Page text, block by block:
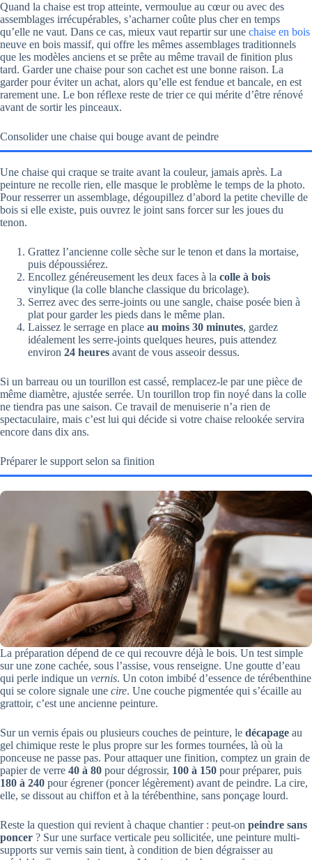
Quand la chaise est trop atteinte, vermoulue au cœur ou avec des
assemblages irrécupérables, s’acharner coûte plus cher en temps
qu’elle ne vaut. Dans ce cas, mieux vaut repartir sur une chaise en bois
neuve en bois massif, qui offre les mêmes assemblages traditionnels
que les modèles anciens et se prête au même travail de finition plus
tard. Garder une chaise pour son cachet est une bonne raison. La
garder pour éviter un achat, alors qu’elle est fendue et bancale, en est
rarement une. Le bon réflexe reste de trier ce qui mérite d’être rénové
avant de sortir les pinceaux.
Consolider une chaise qui bouge avant de peindre
Une chaise qui craque se traite avant la couleur, jamais après. La
peinture ne recolle rien, elle masque le problème le temps de la photo.
Pour resserrer un assemblage, dégoupillez d’abord la petite cheville de
bois si elle existe, puis ouvrez le joint sans forcer sur les joues du
tenon.
Grattez l’ancienne colle sèche sur le tenon et dans la mortaise,
puis dépoussiérez.
Encollez généreusement les deux faces à la colle à bois
vinylique (la colle blanche classique du bricolage).
Serrez avec des serre-joints ou une sangle, chaise posée bien à
plat pour garder les pieds dans le même plan.
Laissez le serrage en place au moins 30 minutes, gardez
idéalement les serre-joints quelques heures, puis attendez
environ 24 heures avant de vous asseoir dessus.
Si un barreau ou un tourillon est cassé, remplacez-le par une pièce de
même diamètre, ajustée serrée. Un tourillon trop fin noyé dans la colle
ne tiendra pas une saison. Ce travail de menuiserie n’a rien de
spectaculaire, mais c’est lui qui décide si votre chaise relookée servira
encore dans dix ans.
Préparer le support selon sa finition
La préparation dépend de ce qui recouvre déjà le bois. Un test simple
sur une zone cachée, sous l’assise, vous renseigne. Une goutte d’eau
qui perle indique un vernis. Un coton imbibé d’essence de térébenthine
qui se colore signale une cire. Une couche pigmentée qui s’écaille au
grattoir, c’est une ancienne peinture.
Sur un vernis épais ou plusieurs couches de peinture, le décapage au
gel chimique reste le plus propre sur les formes tournées, là où la
ponceuse ne passe pas. Pour attaquer une finition, comptez un grain de
papier de verre 40 à 80 pour dégrossir, 100 à 150 pour préparer, puis
180 à 240 pour égrener (poncer légèrement) avant de peindre. La cire,
elle, se dissout au chiffon et à la térébenthine, sans ponçage lourd.
Reste la question qui revient à chaque chantier : peut-on peindre sans
poncer ? Sur une surface verticale peu sollicitée, une peinture multi-
supports sur vernis sain tient, à condition de bien dégraisser au